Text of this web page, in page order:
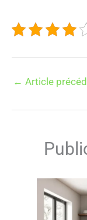
← Article